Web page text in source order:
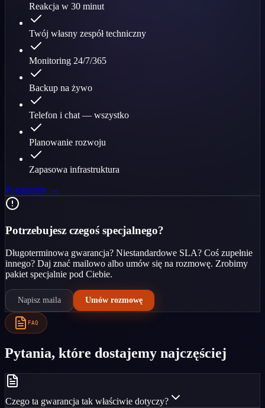
Reakcja w 30 minut
Twój własny zespół techniczny
Monitoring 24/7/365
Backup na żywo
Telefon i chat — wszystko
Planowanie rozwoju
Zapasowa infrastruktura
Pogadajmy →
Potrzebujesz czegoś specjalnego?
Długoterminowa gwarancja? Niestandardowe SLA? Coś zupełnie
innego? Daj znać mailowo albo umów się na rozmowę. Zrobimy
pakiet specjalnie pod Ciebie.
Napisz maila Umów rozmowę
FAQ
Pytania, które dostajemy najczęściej
Czego ta gwarancja tak właściwie dotyczy?